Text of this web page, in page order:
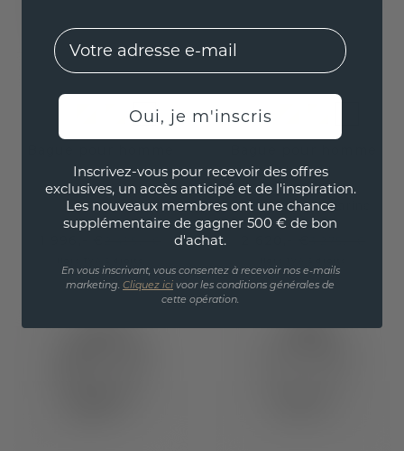
Remco
platine
Richard
platine/ aigue-marine
EMail
Oui, je m'inscris
Inscrivez-vous pour recevoir des offres
exclusives, un accès anticipé et de l'inspiration.
Les nouveaux membres ont une chance
supplémentaire de gagner 500 € de bon
d'achat.
En vous inscrivant, vous consentez à recevoir nos e-mails
marketing. Cliquez ici voor les conditions générales de
cette opération.